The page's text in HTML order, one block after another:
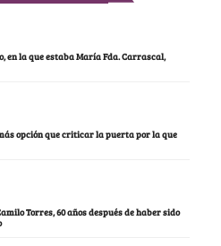
en la que estaba María Fda. Carrascal,
opción que criticar la puerta por la que
Torres, 60 años después de haber sido